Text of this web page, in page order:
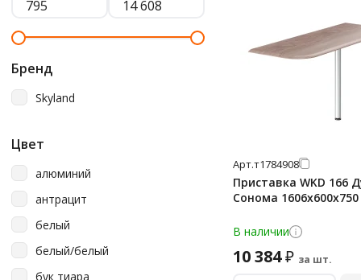
Бренд
Skyland
Цвет
алюминий
антрацит
белый
белый/белый
бук тиара
Арт.т1784908
Приставка WKD 166
Сонома 1606х600х750
В наличии
10 384₽ за шт.